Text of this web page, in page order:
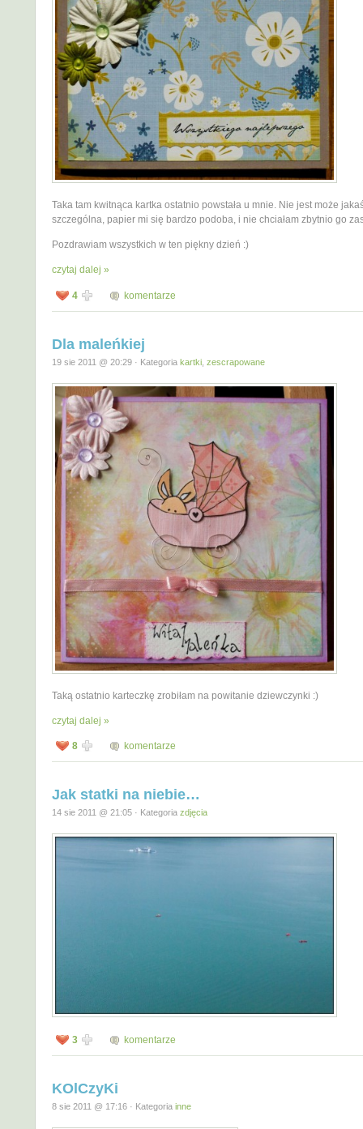
Taka tam kwitnąca kartka ostatnio powstała u mnie. Nie jest może
szczególna, papier mi się bardzo podoba, i nie chciałam zbytnio go
Pozdrawiam wszystkich w ten piękny dzień :)
czytaj dalej »
4 komentarze
Dla maleńkiej
19 sie 2011 @ 20:29 · Kategoria kartki zescrapowane
Taką ostatnio karteczkę zrobiłam na powitanie dziewczynki :)
czytaj dalej »
8 komentarze
Jak statki na niebie…
14 sie 2011 @ 21:05 · Kategoria zdjęcia
3 komentarze
KOlCzyKi
8 sie 2011 @ 17:16 · Kategoria inne